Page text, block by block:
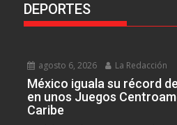
DEPORTES
agosto 6, 2026 La Redacción
México iguala su récord
en unos Juegos
Caribe